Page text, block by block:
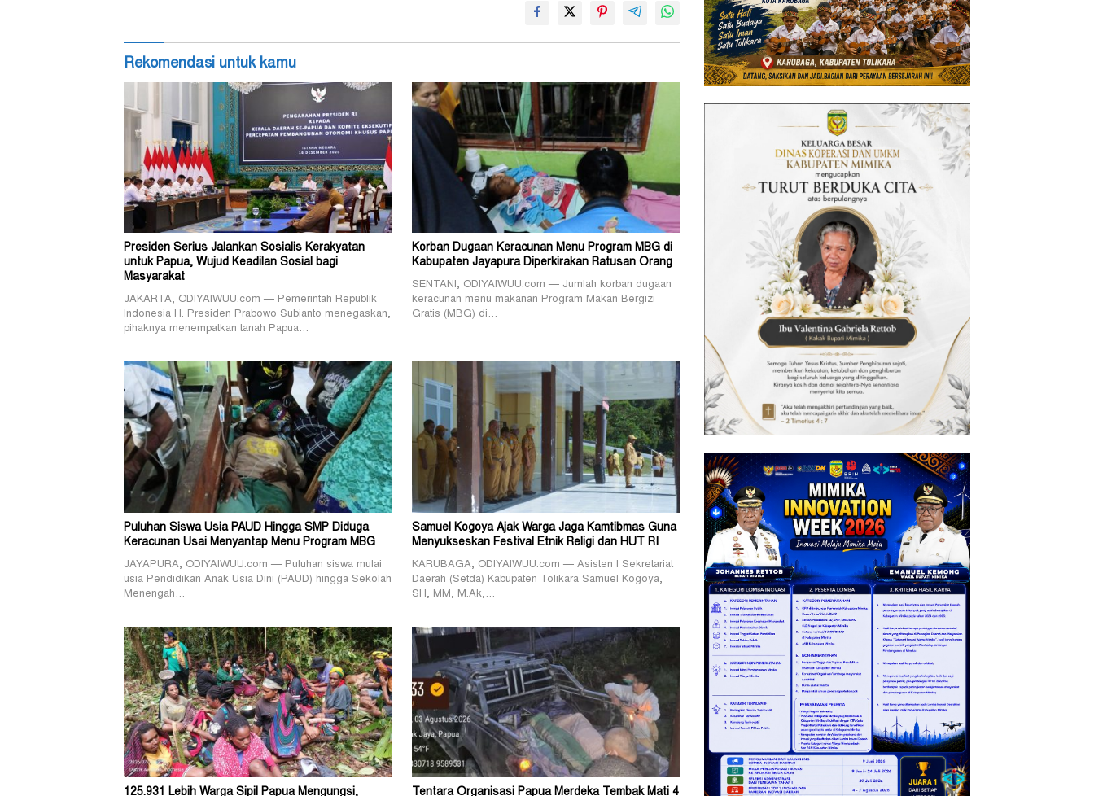
Rekomendasi untuk kamu
Presiden Serius Jalankan Sosialis Kerakyatan
untuk Papua, Wujud Keadilan Sosial bagi
Masyarakat
JAKARTA, ODIYAIWUU.com — Pemerintah Republik
Indonesia H. Presiden Prabowo Subianto menegaskan,
pihaknya menempatkan tanah Papua…
Korban Dugaan Keracunan Menu Program MBG di
Kabupaten Jayapura Diperkirakan Ratusan Orang
SENTANI, ODIYAIWUU.com — Jumlah korban dugaan
keracunan menu makanan Program Makan Bergizi
Gratis (MBG) di…
Puluhan Siswa Usia PAUD Hingga SMP Diduga
Keracunan Usai Menyantap Menu Program MBG
JAYAPURA, ODIYAIWUU.com — Puluhan siswa mulai
usia Pendidikan Anak Usia Dini (PAUD) hingga Sekolah
Menengah…
Samuel Kogoya Ajak Warga Jaga Kamtibmas Guna
Menyukseskan Festival Etnik Religi dan HUT RI
KARUBAGA, ODIYAIWUU.com — Asisten I Sekretariat
Daerah (Setda) Kabupaten Tolikara Samuel Kogoya,
SH, MM, M.Ak,…
125.931 Lebih Warga Sipil Papua Mengungsi, Tentara Organisasi Papua Merdeka Tembak Mati 4